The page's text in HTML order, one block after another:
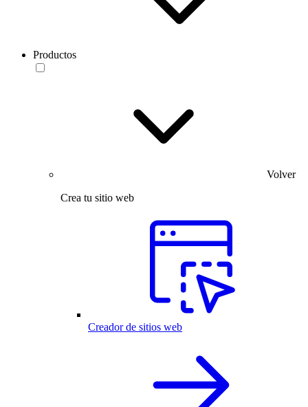
Productos
Volver
Crea tu sitio web
Creador de sitios web